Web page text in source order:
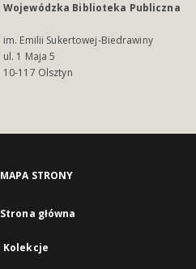
Wojewódzka Biblioteka Publiczna
im. Emilii Sukertowej-Biedrawiny
ul. 1 Maja 5
10-117 Olsztyn
MAPA STRONY
Strona główna
Kolekcje